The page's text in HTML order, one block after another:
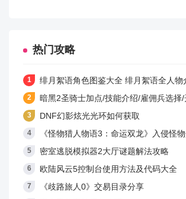
热门攻略
绯月絮语角色图鉴大全 绯月絮语全人物
暗黑2圣骑士加点/技能介绍/雇佣兵选择
DNF幻影炫光光环如何获取
《怪物猎人物语3：命运双龙》入侵怪
密室逃脱模拟器2大厅谜题解法攻略
欧陆风云5控制台使用方法及代码大全
《歧路旅人0》交易目录分享